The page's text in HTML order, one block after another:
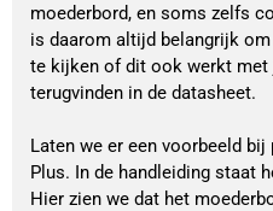
moederbord, en soms zelfs
is daarom altijd belangrijk
te kijken of dit ook werkt met
terugvinden in de datasheet.
Laten we er een voorbeeld bij
Plus. In de handleiding staat
Hier zien we dat het